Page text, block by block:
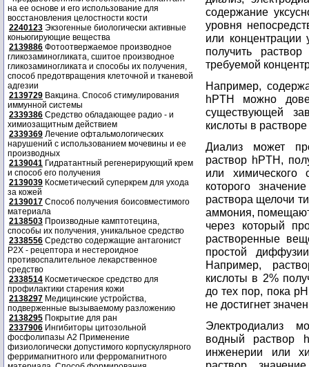
на ее основе и его использование для
восстановления целостности кости
2240123 Экзогенные биологически активные
коньюгирующие вещества
2139886 Фотоотвержаемое производное
гликозаминогликата, сшитое производное
гликозаминогликата и способы их получения,
способ предотвращения клеточной и тканевой
адгезии
2139729 Вакцина. Способ стимулирования
иммунной системы
2339386 Средство обладающее радио - и
химиозащитным действием
2339369 Лечение офтальмологических
нарушений с использованием мочевины и ее
производных
2139041 Гидратантный регенерирующий крем
и способ его получения
2139039 Косметический суперкрем для ухода
за кожей
2139017 Способ получения боисовместимого
материала
2138503 Производные камптотецина,
способы их получения, уникальное средство
2338556 Средство содержащие антагонист
Р2Х - рецептора и нестероидное
противоспалительное лекарственное
средство
2338514 Косметическое средство для
профилактики старения кожи
2138297 Медицинские устройства,
подверженные вызываемому разложению
2138295 Покрытие для ран
2337906 Ингибиторы цитозольной
фосфолипазы А2 Применение
физиологически допустимого корпускулярного
ферримагнитного или ферромагнитного
содержание
уровня
или концентрации
получить
требуемой
Например,
hPTH можно
существующей
кислоты в
Диализ может
раствор hPTH,
или
которого
раствора щелочи
аммония,
через который
растворенные
простой
Например,
кислоты в 2%
до тех пор, пока
не достигнет
Электродиализ
водный раствор
инженерии или